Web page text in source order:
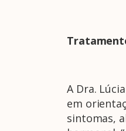
A Dra.
em
sintomas,